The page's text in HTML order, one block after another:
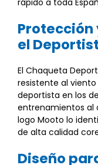
Protección
el
El Chaqueta
resistente al
deportista en los
entrenamientos al
logo Mooto lo
de alta calidad
Diseño